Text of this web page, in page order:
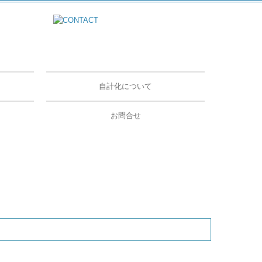
自計化について
自計化のメリット
ＴＫＣシステムのメリット
ＴＫＣシステムのご紹介
お問合せ